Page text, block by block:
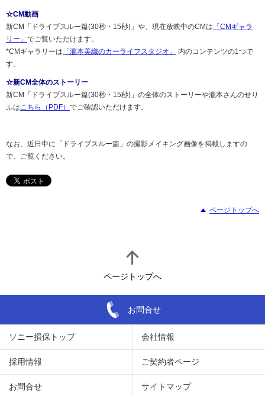
☆CM動画
新CM「ドライブスルー篇(30秒・15秒)」や、現在放映中のCMは 「CMギャラ
リー」 でご覧いただけます。
*CMギャラリーは 「瀧本美織のカーライフスタジオ」
内のコンテンツの1つで
す。
☆新CM全体のストーリー
新CM「ドライブスルー篇(30秒・15秒)」の全体のストーリーや瀧本さんのせり
ふはこちら（PDF） でご確認いただけます。
なお、近日中に「ドライブスルー篇」の撮影メイキング画像を掲載しますの
で、ご覧ください。
ページトップへ
ページトップへ
お問合せ
ソニー損保トップ 会社情報
採用情報 ご契約者ページ
お問合せ サイトマップ